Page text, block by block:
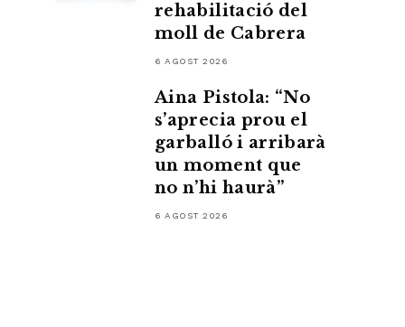
rehabilitació del
moll de Cabrera
6 AGOST 2026
Aina Pistola: “No
s’aprecia prou el
garballó i arribarà
un moment que
no n’hi haurà”
6 AGOST 2026